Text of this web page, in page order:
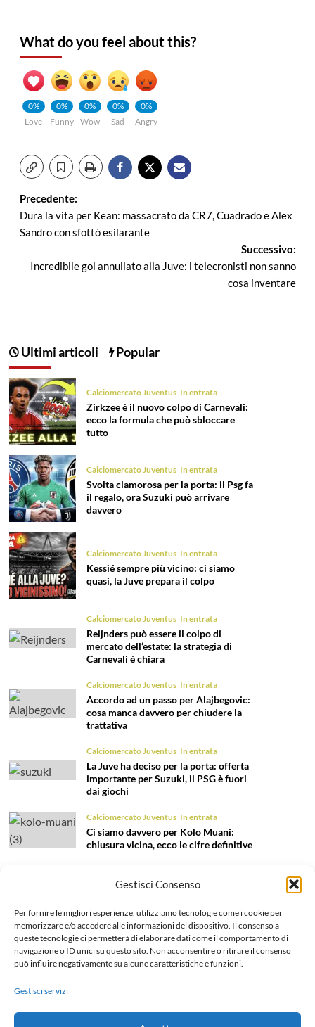
Gestisci Consenso
Per fornire le migliori esperienze, utilizziamo tecnologie come i cookie per
memorizzare e/o accedere alle informazioni del dispositivo. Il consenso a
queste tecnologie ci permetterà di elaborare dati come il comportamento di
navigazione o ID unici su questo sito. Non acconsentire o ritirare il consenso
può influire negativamente su alcune caratteristiche e funzioni.
Gestisci servizi
What do you feel about this?
0%
Love
0%
Funny
0%
Wow
0%
Sad
0%
Angry
Navigazione
articolo
Precedente:
Dura la vita per Kean: massacrato da CR7, Cuadrado e Alex
Sandro con sfottò esilarante
Successivo:
Incredibile gol annullato alla Juve: i telecronisti non sanno
cosa inventare
Ultimi articoli Popular
Calciomercato Juventus In entrata
Zirkzee è il nuovo colpo di Carnevali:
ecco la formula che può sbloccare
tutto
Calciomercato Juventus In entrata
Svolta clamorosa per la porta: il Psg fa
il regalo, ora Suzuki può arrivare
davvero
Calciomercato Juventus In entrata
Kessié sempre più vicino: ci siamo
quasi, la Juve prepara il colpo
Calciomercato Juventus In entrata
Reijnders può essere il colpo di
mercato dell’estate: la strategia di
Carnevali è chiara
Calciomercato Juventus In entrata
Accordo ad un passo per Alajbegovic:
cosa manca davvero per chiudere la
trattativa
Calciomercato Juventus In entrata
La Juve ha deciso per la porta: offerta
importante per Suzuki, il PSG è fuori
dai giochi
Calciomercato Juventus In entrata
Ci siamo davvero per Kolo Muani:
chiusura vicina, ecco le cifre definitive
Nome nuovo per il ruolo di terzino:
Calciomercato Juventus In entrata
Tentazione Mastantuono: la Juve prova
il colpo dell’estate 2026!